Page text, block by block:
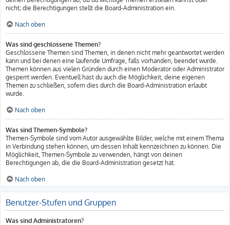
nicht; die Berechtigungen stellt die Board-Administration ein.
Nach oben
Was sind geschlossene Themen?
Geschlossene Themen sind Themen, in denen nicht mehr geantwortet werden
kann und bei denen eine laufende Umfrage, falls vorhanden, beendet wurde.
Themen können aus vielen Gründen durch einen Moderator oder Administrator
gesperrt werden. Eventuell hast du auch die Möglichkeit, deine eigenen
Themen zu schließen, sofern dies durch die Board-Administration erlaubt
wurde.
Nach oben
Was sind Themen-Symbole?
Themen-Symbole sind vom Autor ausgewählte Bilder, welche mit einem Thema
in Verbindung stehen können, um dessen Inhalt kennzeichnen zu können. Die
Möglichkeit, Themen-Symbole zu verwenden, hängt von deinen
Berechtigungen ab, die die Board-Administration gesetzt hat.
Nach oben
Benutzer-Stufen und Gruppen
Was sind Administratoren?